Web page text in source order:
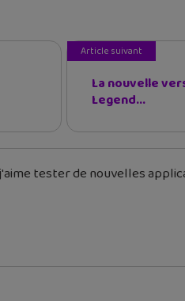
Article suivant
La nouvelle
Legend...
tester de nouvelles